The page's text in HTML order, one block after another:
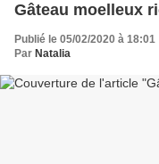
Gâteau moelleux
Publié le 05/02/2020 à 18:01
Par Natalia